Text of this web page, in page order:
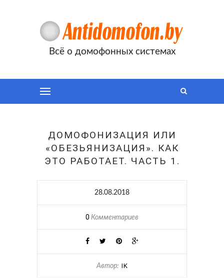
Всё о домофонных системах
ДОМОФОНИЗАЦИЯ ИЛИ
«ОБЕЗЬЯНИЗАЦИЯ». КАК
ЭТО РАБОТАЕТ. ЧАСТЬ 1.
28.08.2018
0 Комментариев
Автор: IK